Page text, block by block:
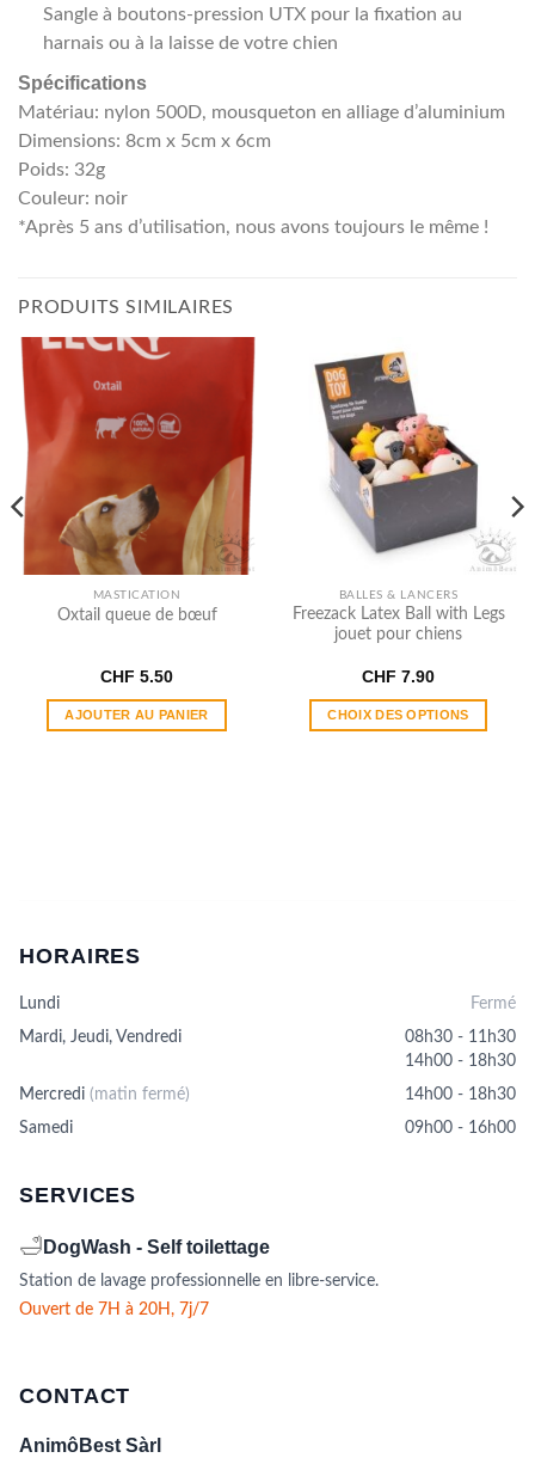
Sangle à boutons-pression UTX pour la fixation au
harnais ou à la laisse de votre chien
Spécifications
Matériau: nylon 500D, mousqueton en alliage d’aluminium
Dimensions: 8cm x 5cm x 6cm
Poids: 32g
Couleur: noir
*Après 5 ans d’utilisation, nous avons toujours le même !
PRODUITS SIMILAIRES
MASTICATION
Oxtail queue de bœuf
CHF 5.50
AJOUTER AU PANIER
BALLES & LANCERS
Freezack Latex Ball with Legs
jouet pour chiens
CHF 7.90
CHOIX DES OPTIONS
page
du
HORAIRES
Lundi Fermé
Mardi, Jeudi, Vendredi
08h30 - 11h30
14h00 - 18h30
Mercredi (matin fermé)
14h00 - 18h30
Samedi
09h00 - 16h00
SERVICES
🛁 DogWash - Self toilettage
Station de lavage professionnelle en libre-service.
Ouvert de 7H à 20H, 7j/7
CONTACT
AnimôBest Sàrl